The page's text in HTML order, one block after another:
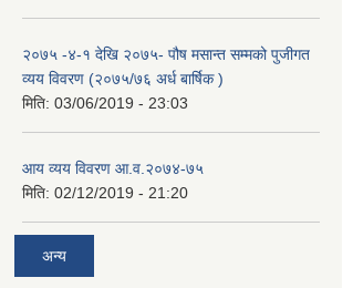
२०७५ -४-१ देखि २०७५- पौष मसान्त सम्मको पुजीगत
व्यय विवरण (२०७५/७६ अर्ध बार्षिक )
मिति: 03/06/2019 - 23:03
आय व्यय विवरण आ.व.२०७४-७५
मिति: 02/12/2019 - 21:20
अन्य